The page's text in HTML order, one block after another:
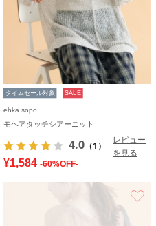
タイムセール対象 SALE
ehka sopo
モヘアタッチシアーニット
4.0 （1）
レビュー
を見る
¥1,584 -60%OFF-